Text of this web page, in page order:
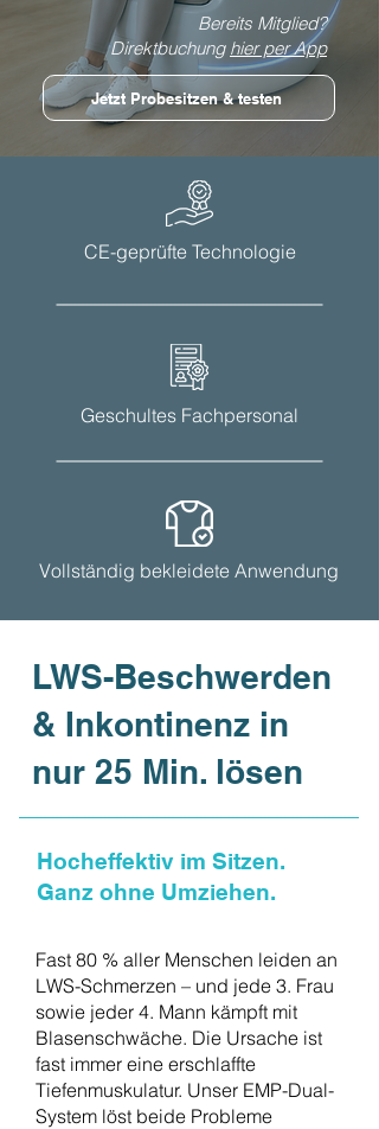
Bereits Mitglied?
Direktbuchung hier per App
Jetzt Probesitzen & testen
CE-geprüfte Technologie
Vollständig bekleidete Anwendung
Geschultes Fachpersonal
LWS-Beschwerden
& Inkontinenz in
nur 25 Min. lösen
Hocheffektiv im Sitzen.
Ganz ohne Umziehen.
Fast 80 % aller Menschen leiden an
LWS-Schmerzen – und jede 3. Frau
sowie jeder 4. Mann kämpft mit
Blasenschwäche. Die Ursache ist
fast immer eine erschlaffte
Tiefenmuskulatur. Unser EMP-Dual-
System löst beide Probleme